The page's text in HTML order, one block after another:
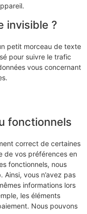
invisible ?
petit morceau de texte
pour suivre le trafic
vous concernant
fonctionnels
correct de certaines
de vos préférences en
fonctionnels, nous
vous n’avez pas
informations lors
les éléments
Nous pouvons